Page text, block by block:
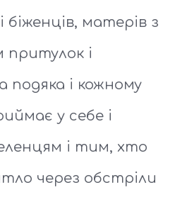
біженців, матерів з
притулок і
подяка і кожному
у себе і
і тим, хто
через обстріли